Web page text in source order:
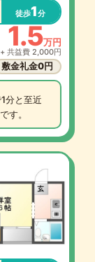
徒歩1分
1.5万円
+ 共益費 2,000円
敷金礼金0円
分と至近
す。